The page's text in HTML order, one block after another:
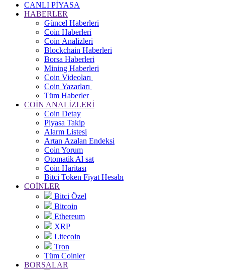
CANLI PİYASA
HABERLER
Güncel Haberleri
Coin Haberleri
Coin Analizleri
Blockchain Haberleri
Borsa Haberleri
Mining Haberleri
Coin Videoları
Coin Yazarları
Tüm Haberler
COİN ANALİZLERİ
Coin Detay
Piyasa Takip
Alarm Listesi
Artan Azalan Endeksi
Coin Yorum
Otomatik Al sat
Coin Haritası
Bitci Token Fiyat Hesabı
COİNLER
Bitci Özel
Bitcoin
Ethereum
XRP
Litecoin
Tron
Tüm Coinler
BORSALAR